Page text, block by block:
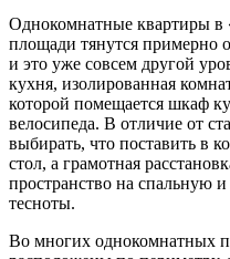
Однокомнатные квартиры в
площади тянутся примерно
и это уже совсем другой
кухня, изолированная
которой помещается шкаф
велосипеда. В отличие от
выбирать, что поставить в
стол, а грамотная
пространство на спальную
тесноты.
Во многих однокомнатных